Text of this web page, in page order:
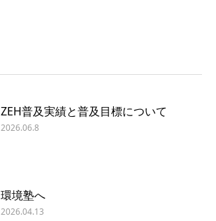
ZEH普及実績と普及目標について
2026.06.8
環境塾へ
2026.04.13